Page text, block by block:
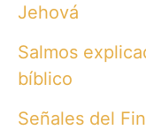
Jehová
Salmos
bíblico
Señales del